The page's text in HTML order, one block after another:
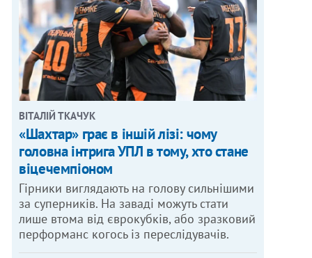
ВІТАЛІЙ ТКАЧУК
«Шахтар» грає в іншій лізі: чому
головна інтрига УПЛ в тому, хто стане
віцечемпіоном
Гірники виглядають на голову сильнішими
за суперників. На заваді можуть стати
лише втома від єврокубків, або зразковий
перформанс когось із переслідувачів.